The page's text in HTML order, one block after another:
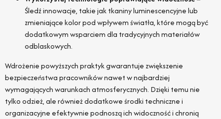
Śledź innowacje, takie jak tkaniny luminescencyjne lub
zmieniające kolor pod wpływem światła, które mogą być
dodatkowym wsparciem dla tradycyjnych materiałów
odblaskowych.
Wdrożenie powyższych praktyk gwarantuje zwiększenie
bezpieczeństwa pracowników nawet w najbardziej
wymagających warunkach atmosferycznych. Dzięki temu nie
tylko odzież, ale również dodatkowe środki techniczne i
organizacyjne efektywnie podnoszą ich widoczność i chronią